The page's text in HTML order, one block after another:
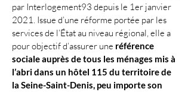
par Interlogement93 depuis le 1er janvier
2021. Issue d’une réforme portée par les
services de l’État au niveau régional, elle a
pour objectif d’assurer une référence
sociale auprès de tous les ménages mis à
l’abri dans un hôtel 115 du territoire de
la Seine-Saint-Denis, peu importe son